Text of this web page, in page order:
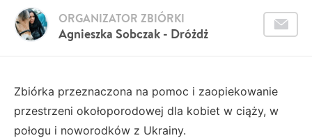
Agnieszka Sobczak - Dróżdż
ORGANIZATOR ZBIÓRKI
Zbiórka przeznaczona na pomoc i zaopiekowanie
przestrzeni okołoporodowej dla kobiet w ciąży, w
połogu i noworodków z Ukrainy.